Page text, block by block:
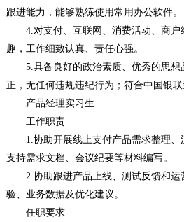
跟进能力，能够熟练使用常用办公软件。
4.对支付、互联网、消费活动、商户
趣，工作细致认真、责任心强。
5.具备良好的政治素质、优秀的思想
正，无任何违规违纪行为；符合中国银联
产品经理实习生
工作职责
1.协助开展线上支付产品需求整理、
支持需求文档、会议纪要等材料编写。
2.协助跟进产品上线、测试反馈和运
验、业务数据及优化建议。
任职要求